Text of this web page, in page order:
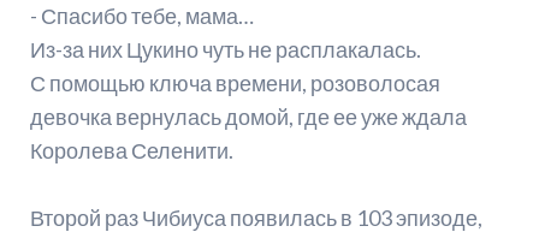
- Спасибо тебе, мама…
Из-за них Цукино чуть не расплакалась.
С помощью ключа времени, розоволосая
девочка вернулась домой, где ее уже ждала
Королева Селенити.
Второй раз Чибиуса появилась в 103 эпизоде,